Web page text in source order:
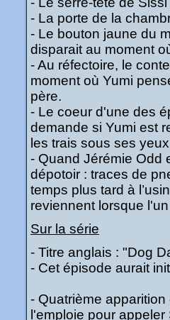
- La porte de la
- Le bouton jaune du
disparait au moment
- Au réfectoire, le
moment où Yumi
père.
- Le coeur d'une des
demande si Yumi est
les trais sous ses
- Quand Jérémie Odd
dépotoir : traces de
temps plus tard à
reviennent lorsque
Sur la série
- Titre anglais : "Dog
- Cet épisode aurait
- Quatrième
l'emploie pour